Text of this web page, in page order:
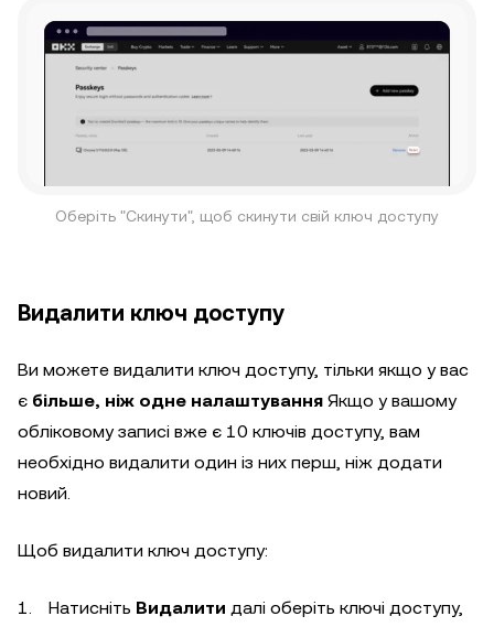
Оберіть "Скинути", щоб скинути свій ключ доступу
Видалити ключ доступу
Ви можете видалити ключ доступу, тільки якщо у вас
є більше, ніж одне налаштування Якщо у вашому
обліковому записі вже є 10 ключів доступу, вам
необхідно видалити один із них перш, ніж додати
новий.
Щоб видалити ключ доступу:
Натисніть Видалити далі оберіть ключі доступу,